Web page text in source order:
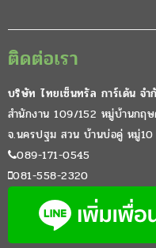
ติดต่อเรา
บริษัท ไทยเซ็นทรัล การ์เด้น จำ
สำนักงาน 109/152 หมู่บ้านกฤ
จ.นครปฐม สวน บ้านบ่อคู่ หมู่
089-171-0545
081-558-2320